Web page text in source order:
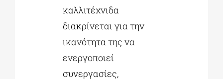
καλλιτέχνιδα
διακρίνεται για την
ικανότητα της να
ενεργοποιεί
συνεργασίες,